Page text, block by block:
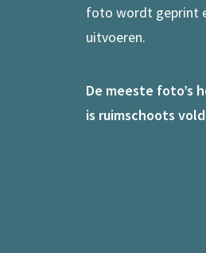
foto wordt geprint
uitvoeren.
De meeste foto’s
is ruimschoots